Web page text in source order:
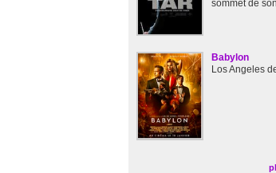
sommet de
Babylon
Los Angeles